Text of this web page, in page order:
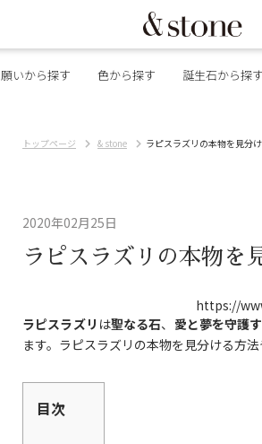
願いから探す 色から探す 誕生石から探す
トップページ & stone ラピスラズリの本物を見分
2020年02月25日
ラピスラズリの本物を
https://
ラピスラズリ は聖なる石、 愛と夢を守護
ます。ラピスラズリの本物を見分ける方
目次